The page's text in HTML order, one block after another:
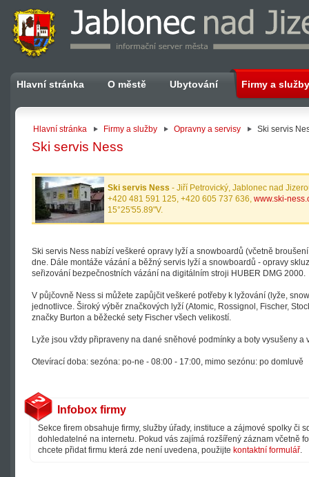
Hlavní stránka O městě Ubytování Firmy a služby
Hlavní stránka Firmy a služby Opravny a servisy Ski servis
Ski servis Ness
Ski servis Ness - Jiří Petrovický, Jablonec nad
+420 481 591 125, +420 605 737 636, www.ski-
15°25'55.89"V.
Ski servis Ness nabízí veškeré opravy lyží a snowboardů (včetně
dne. Dále montáže vázání a běžný servis lyží a snowboardů - opravy
seřizování bezpečnostních vázání na digitálním stroji HUBER DMG 2000.
V půjčovně Ness si můžete zapůjčit veškeré potřeby k lyžování (lyže,
jednotlivce. Široký výběr značkových lyží (Atomic, Rossignol, Fischer,
značky Burton a běžecké sety Fischer všech velikostí.
Lyže jsou vždy připraveny na dané sněhové podmínky a boty vysušeny a
Otevírací doba: sezóna: po-ne - 08:00 - 17:00, mimo sezónu: po domluvě
Infobox firmy
Sekce firem obsahuje firmy, služby úřady, instituce a zájmové spolky či
dohledatelné na internetu. Pokud vás zajímá rozšířený záznam včetně
chcete přidat firmu která zde není uvedena, použijte kontaktní formulář.